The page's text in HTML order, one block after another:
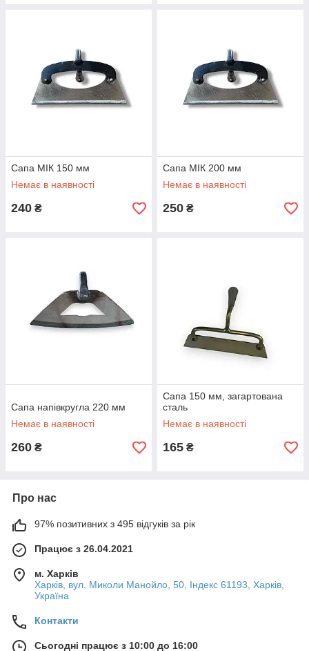
Сапа МІК 150 мм
Немає в наявності
240 ₴
Сапа МІК 200 мм
Немає в наявності
250 ₴
Сапа напівкругла 220 мм
Немає в наявності
260 ₴
Сапа 150 мм, загартована
сталь
Немає в наявності
165 ₴
Про нас
97% позитивних з 495 відгуків за рік
Працює з 26.04.2021
м. Харків
Харків, вул. Миколи Манойло, 50, Індекс 61193, Харків,
Україна
Контакти
Сьогодні працює з 10:00 до 16:00